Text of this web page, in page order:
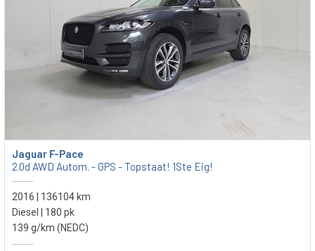
Jaguar F-Pace
2.0d AWD Autom. - GPS - Topstaat! 1Ste Eig!
2016 | 136104 km
Diesel | 180 pk
139 g/km (NEDC)